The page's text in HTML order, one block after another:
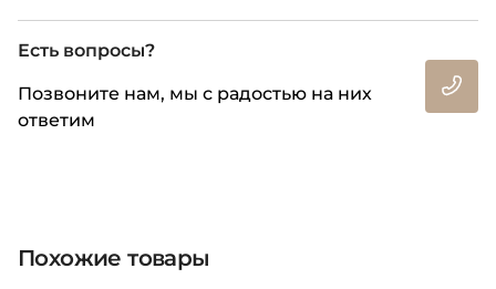
Есть вопросы?
Позвоните нам, мы с радостью на них
ответим
Похожие товары